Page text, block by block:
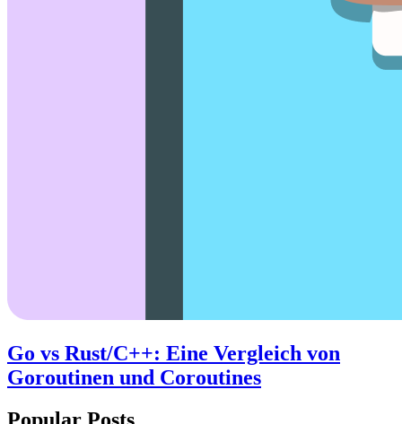
Go vs Rust/C++: Eine Vergleich von
Goroutinen und Coroutines